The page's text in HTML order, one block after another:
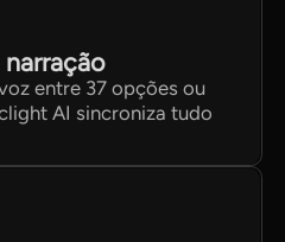
entre 37 opções ou
AI sincroniza tudo